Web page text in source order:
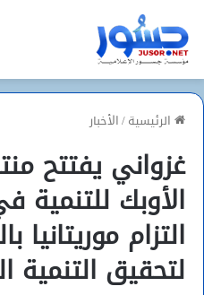
الرئيسية/الأخبار
غزواني يفتتح
الأوبك للتنمية
التزام موريتانيا
لتحقيق التنمية